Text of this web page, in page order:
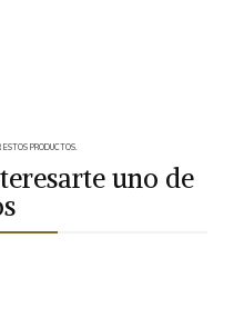
ESTOS PRODUCTOS.
uno de